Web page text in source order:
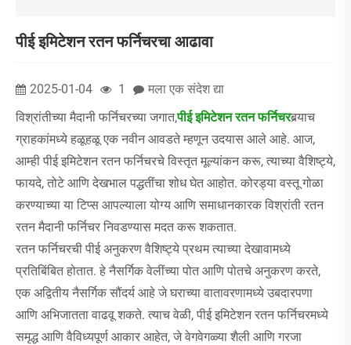
पीई इमिटेशन रतन फर्निचरचा आढावा
2025-01-04 1
मला एक संदेश द्या
विश्रांतीच्या मैदानी फर्निचरच्या जगात,पीई इमिटेशन रतन फर्निचरबर्‍याच
ग्राहकांमध्ये हळूहळू एक नवीन आवडते म्हणून उदयास आले आहे. आज,
आम्ही पीई इमिटेशन रतन फर्निचरचे विस्तृत मूल्यांकन करू, त्याच्या वैशिष्ट्ये,
फायदे, तोटे आणि देखभाल पद्धतींचा शोध घेत आहोत. कोरड्या वस्तू गोळा
करण्याच्या या टिप्स आपल्याला योग्य आणि समाधानकारक विश्रांती रतन
रतन मैदानी फर्निचर निवडण्यास मदत करू शकतात.
रतन फर्निचरची पीई अनुकरण वैशिष्ट्ये प्रथम त्याच्या देखावामध्ये
प्रतिबिंबित होतात. हे नैसर्गिक वेलींच्या पोत आणि पोतचे अनुकरण करते,
एक अद्वितीय नैसर्गिक सौंदर्य आहे जे घराच्या वातावरणामध्ये उबदारपणा
आणि अभिजातता वाढवू शकते. त्याच वेळी, पीई इमिटेशन रतन फर्निचरमध्ये
समृद्ध आणि वैविध्यपूर्ण आकार आहेत, जे वेगवेगळ्या शैली आणि गरजा